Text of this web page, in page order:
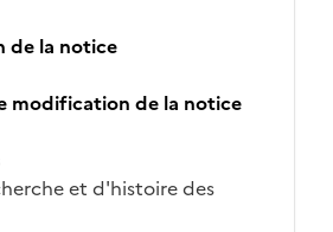
de la notice
modification de la notice
et d'histoire des